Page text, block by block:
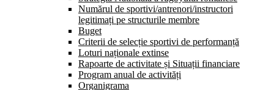
Numărul de sportivi/antrenori/instructori
legitimați pe structurile membre
Buget
Criterii de selecție sportivi de performanță
Loturi naționale extinse
Rapoarte de activitate și Situații financiare
Program anual de activități
Organigrama